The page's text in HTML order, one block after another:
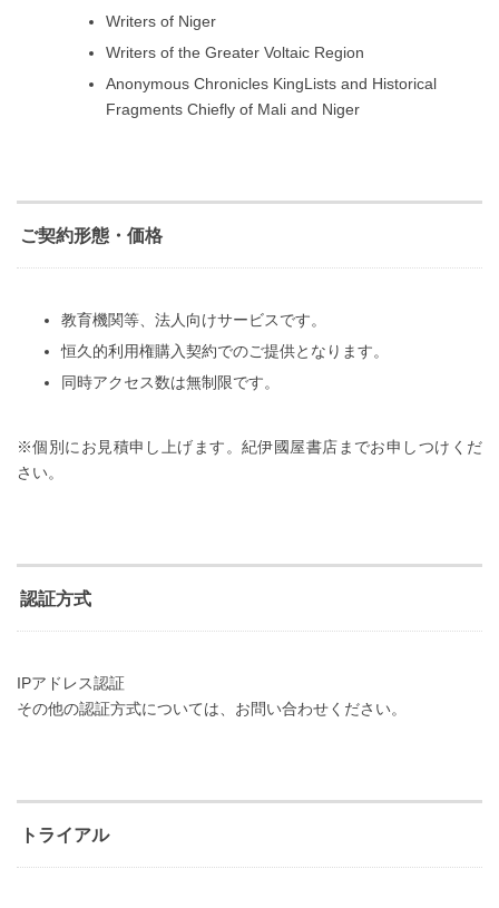
Writers of Niger
Writers of the Greater Voltaic Region
Anonymous Chronicles KingLists and Historical
Fragments Chiefly of Mali and Niger
ご契約形態・価格
教育機関等、法人向けサービスです。
恒久的利用権購入契約でのご提供となります。
同時アクセス数は無制限です。
※個別にお見積申し上げます。紀伊國屋書店までお申しつけくだ
さい。
認証方式
IPアドレス認証
その他の認証方式については、お問い合わせください。
トライアル